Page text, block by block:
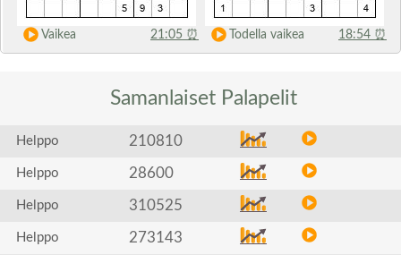
Vaikea 21:05 ⏰ Todella vaikea 18:54 ⏰
Samanlaiset Palapelit
Helppo 210810
Helppo 28600
Helppo 310525
Helppo 273143